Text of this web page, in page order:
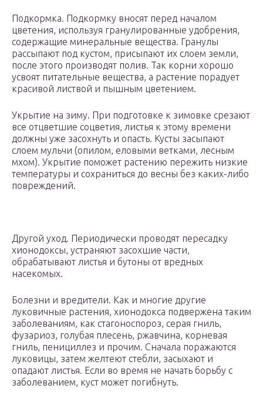
Подкормка. Подкормку вносят перед началом
цветения, используя гранулированные удобрения,
содержащие минеральные вещества. Гранулы
рассыпают под кустом, присыпают их слоем земли,
после этого производят полив. Так корни хорошо
усвоят питательные вещества, а растение порадует
красивой листвой и пышным цветением.
Укрытие на зиму. При подготовке к зимовке срезают
все отцветшие соцветия, листья к этому времени
должны уже засохнуть и опасть. Кусты засыпают
слоем мульчи (опилом, еловыми ветками, лесным
мхом). Укрытие поможет растению пережить низкие
температуры и сохраниться до весны без каких-либо
повреждений.
Другой уход. Периодически проводят пересадку
хионодоксы, устраняют засохшие части,
обрабатывают листья и бутоны от вредных
насекомых.
Болезни и вредители. Как и многие другие
луковичные растения, хионодокса подвержена таким
заболеваниям, как стагоноспороз, серая гниль,
фузариоз, голубая плесень, ржавчина, корневая
гниль, пенициллез и прочим. Сначала поражаются
луковицы, затем желтеют стебли, засыхают и
опадают листья. Если во время не начать борьбу с
заболеванием, куст может погибнуть.